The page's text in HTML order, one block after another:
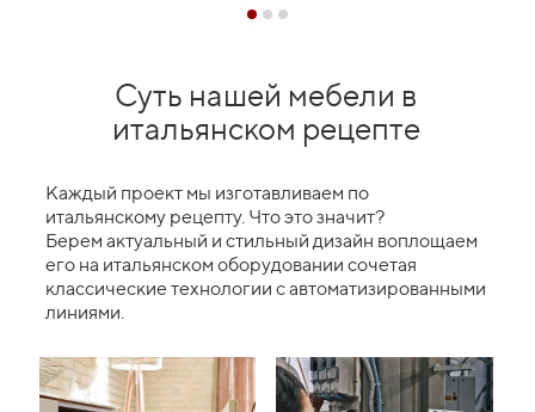
Суть нашей мебели в
итальянском рецепте
Каждый проект мы изготавливаем по
итальянскому рецепту. Что это значит?
Берем актуальный и стильный дизайн воплощаем
его на итальянском оборудовании сочетая
классические технологии с автоматизированными
линиями.